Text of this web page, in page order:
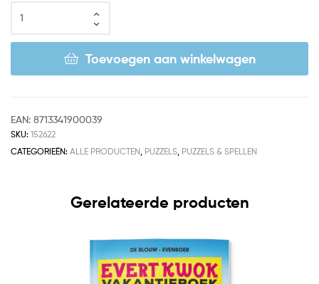
Toevoegen aan winkelwagen
EAN: 8713341900039
SKU: 152622
CATEGORIEËN: ALLE PRODUCTEN PUZZELS PUZZELS & SPELLEN
Gerelateerde producten